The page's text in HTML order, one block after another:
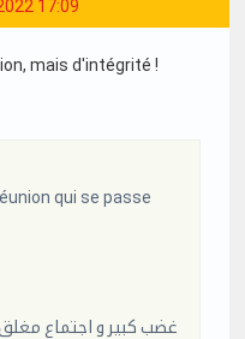
17:09
mais d'intégrité !
qui se passe
غضب كبير و اجتماع